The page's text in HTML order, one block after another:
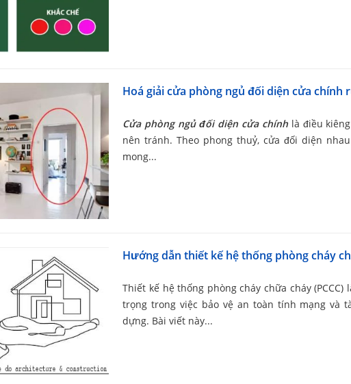
Hoá giải cửa phòng ngủ đối diện cửa chính
Cửa phòng ngủ đối diện cửa chínhlà điều
nên tránh. Theo phong thuỷ, cửa đối diện
mong...
Hướng dẫn thiết kế hệ thống phòng cháy
Thiết kế hệ thống phòng cháy chữa cháy
trọng trong việc bảo vệ an toàn tính mạng và
dựng. Bài viết này...